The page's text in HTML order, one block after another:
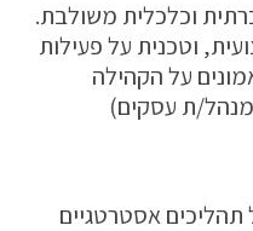
וכלכלית משולבת.
וטכנית על פעילות
על הקהילה
ת עסקים)
תהליכים אסטרטגיים